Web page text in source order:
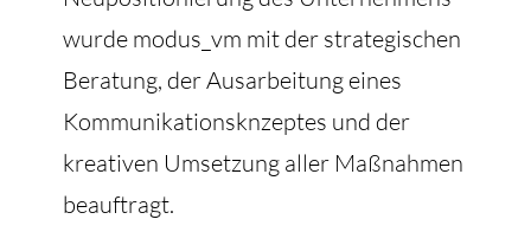
wurde modus_vm mit der strategischen
Beratung, der Ausarbeitung eines
Kommunikationsknzeptes und der
kreativen Umsetzung aller Maßnahmen
beauftragt.